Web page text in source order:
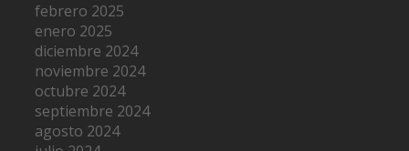
febrero 2025
enero 2025
diciembre 2024
noviembre 2024
octubre 2024
septiembre 2024
agosto 2024